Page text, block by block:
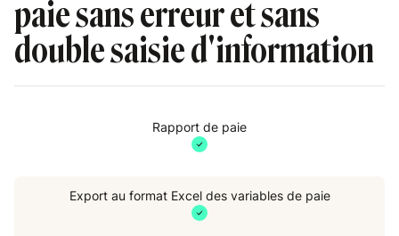
paie sans erreur et sans
double saisie d'information
Rapport de paie
Export au format Excel des variables de paie